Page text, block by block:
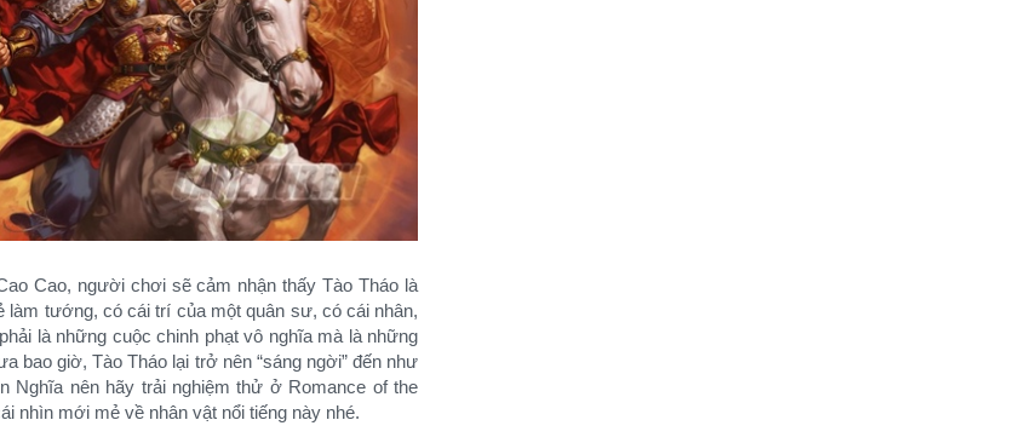
Cao, người chơi sẽ cảm nhận thấy Tào Tháo là
tướng, có cái trí của một quân sư, có cái nhân,
là những cuộc chinh phạt vô nghĩa mà là những
bao giờ, Tào Tháo lại trở nên “sáng ngời” đến như
Nghĩa nên hãy trải nghiệm thử ở Romance of the
nhìn mới mẻ về nhân vật nổi tiếng này nhé.